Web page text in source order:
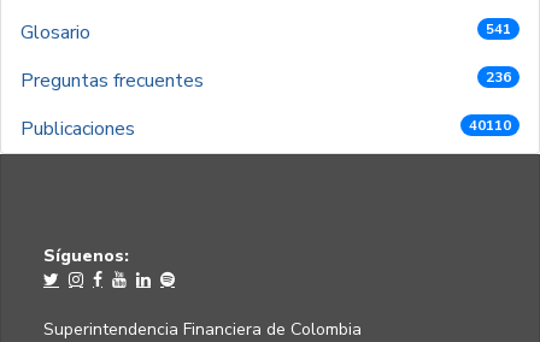
Glosario 541
Preguntas frecuentes 236
Publicaciones 40110
Síguenos:
Superintendencia Financiera de Colombia